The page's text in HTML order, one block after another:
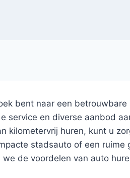
bent naar een
service en diverse aanbod
kilometervrij huren, kunt u
stadsauto of een
we de voordelen van auto